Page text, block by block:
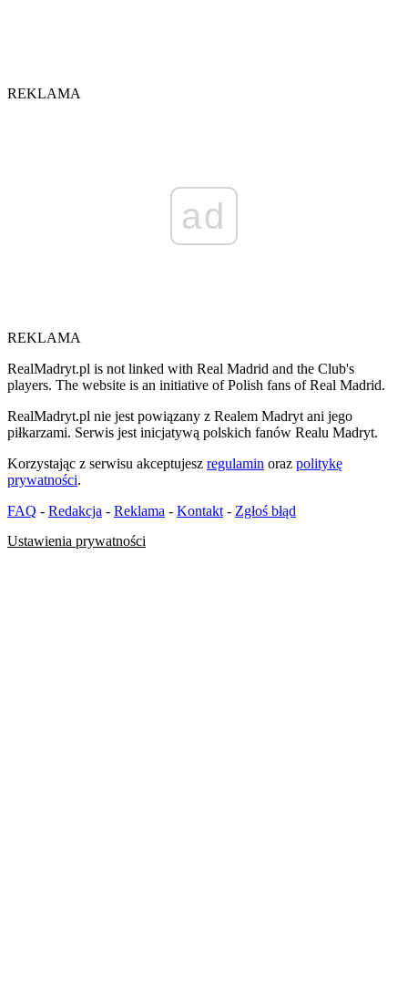
REKLAMA
ad
REKLAMA
RealMadryt.pl is not linked with Real Madrid and the Club's
players. The website is an initiative of Polish fans of Real Madrid.
RealMadryt.pl nie jest powiązany z Realem Madryt ani jego
piłkarzami. Serwis jest inicjatywą polskich fanów Realu Madryt.
Korzystając z serwisu akceptujesz regulamin oraz politykę
prywatności.
FAQ - Redakcja - Reklama - Kontakt - Zgłoś błąd
Ustawienia prywatności